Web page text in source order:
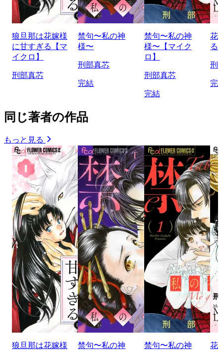
狼旦那は花嫁様
に甘すぎる【マ
イクロ】
刑部真芯
禁句〜私の神
様〜
刑部真芯
完結
禁句〜私の神
様〜【マイク
ロ】
刑部真芯
完結
花
る
刑
完
同じ著者の作品
もっと見る
狼旦那は花嫁様
禁句〜私の神
禁句〜私の神
花